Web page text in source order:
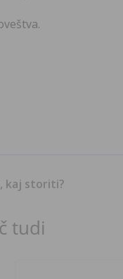
kaj storiti?
tudi